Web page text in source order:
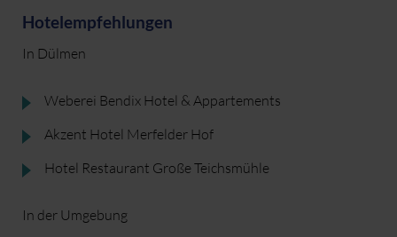
Hotelempfehlungen
In Dülmen
Weberei Bendix Hotel & Appartements
Akzent Hotel Merfelder Hof
Hotel Restaurant Große Teichsmühle
In der Umgebung